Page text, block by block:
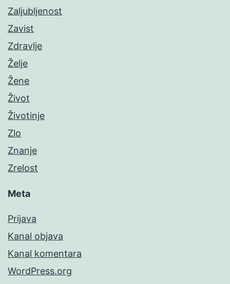
Zaljubljenost
Zavist
Zdravlje
Želje
Žene
Život
Životinje
Zlo
Znanje
Zrelost
Meta
Prijava
Kanal objava
Kanal komentara
WordPress.org